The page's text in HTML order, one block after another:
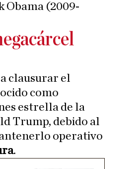
Obama (2009-
clausurar el
como
estrella de la
Trump, debido al
operativo
.